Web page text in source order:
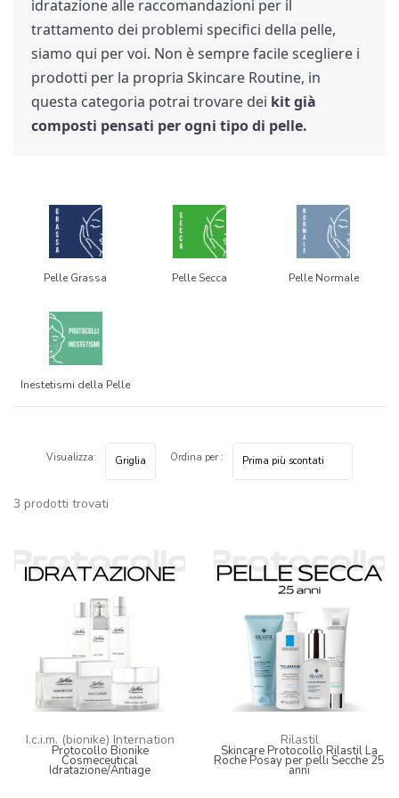
idratazione alle raccomandazioni per il
trattamento dei problemi specifici della pelle,
siamo qui per voi. Non è sempre facile scegliere i
prodotti per la propria Skincare Routine, in
questa categoria potrai trovare dei kit già
composti pensati per ogni tipo di pelle.
Pelle Grassa Pelle Secca Pelle Normale
Inestetismi della Pelle
3 prodotti trovati
Visualizza: Ordina per :
I.c.i.m. (bionike) Internation
Protocollo Bionike
Cosmeceutical
Idratazione/Antiage
Rilastil
Skincare Protocollo Rilastil La
Roche Posay per pelli Secche 25
anni